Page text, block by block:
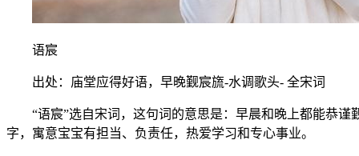
语宸
出处：庙堂应得好语，早晚觐宸旒-水调歌头- 全宋词
“语宸”选自宋词，这句词的意思是：早晨和晚上都能恭谨
字，寓意宝宝有担当、负责任，热爱学习和专心事业。